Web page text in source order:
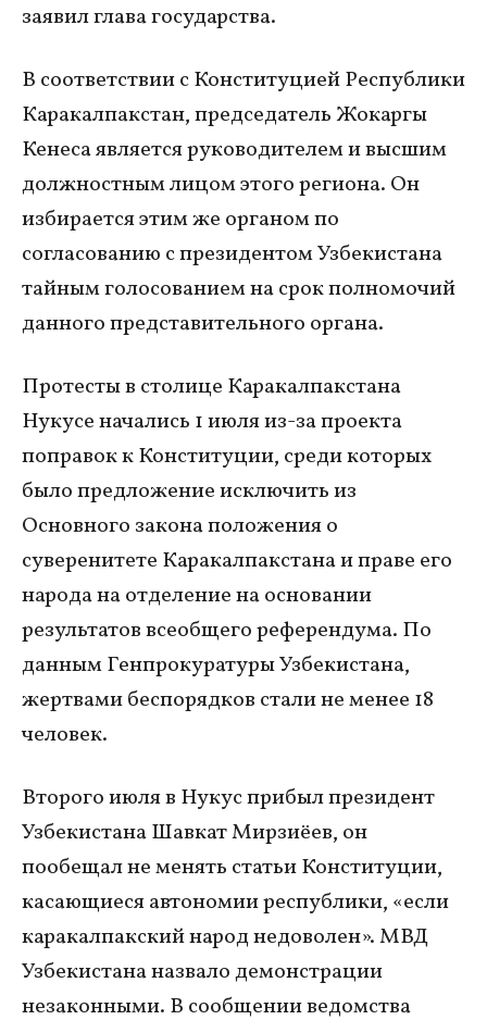
заявил глава государства.
В соответствии с Конституцией Республики
Каракалпакстан, председатель Жокаргы
Кенеса является руководителем и высшим
должностным лицом этого региона. Он
избирается этим же органом по
согласованию с президентом Узбекистана
тайным голосованием на срок полномочий
данного представительного органа.
Протесты в столице Каракалпакстана
Нукусе начались 1 июля из-за проекта
поправок к Конституции, среди которых
было предложение исключить из
Основного закона положения о
суверенитете Каракалпакстана и праве его
народа на отделение на основании
результатов всеобщего референдума. По
данным Генпрокуратуры Узбекистана,
жертвами беспорядков стали не менее 18
человек.
Второго июля в Нукус прибыл президент
Узбекистана Шавкат Мирзиёев, он
пообещал не менять статьи Конституции,
касающиеся автономии республики, «если
каракалпакский народ недоволен». МВД
Узбекистана назвало демонстрации
незаконными. В сообщении ведомства